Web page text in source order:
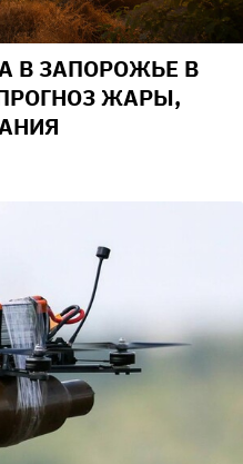
В ЗАПОРОЖЬЕ В
ЖАРЫ,